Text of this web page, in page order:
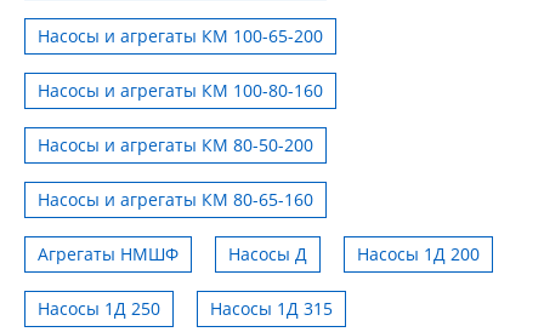
Насосы и агрегаты КМ 100-65-200
Насосы и агрегаты КМ 100-80-160
Насосы и агрегаты КМ 80-50-200
Насосы и агрегаты КМ 80-65-160
Агрегаты НМШФ Насосы Д Насосы 1Д 200
Насосы 1Д 250 Насосы 1Д 315